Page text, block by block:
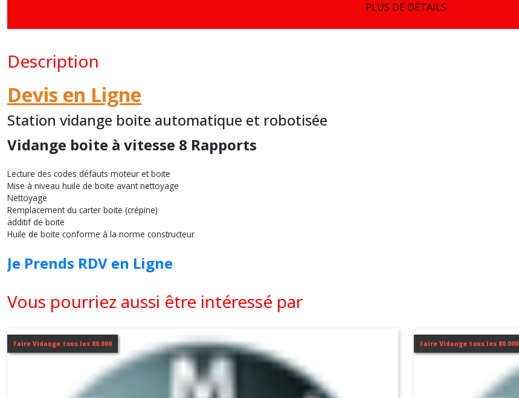
PLUS DE DÉTAILS
Description
Devis en Ligne
Station vidange boite automatique et robotisée
Vidange boite à vitesse 8 Rapports
Lecture des codes défauts moteur et boite
Mise à niveau huile de boite avant nettoyage
Nettoyage
Remplacement du carter boite (crépine)
additif de boite
Huile de boite conforme à la norme constructeur
Je Prends RDV en Ligne
Vous pourriez aussi être intéressé par
Faire Vidange tous les 80.000 Faire Vidange tous les 80.000